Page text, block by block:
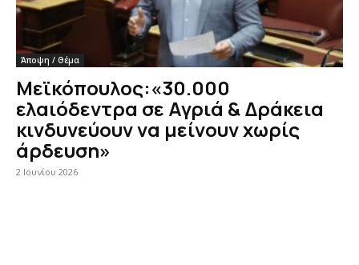
Άποψη / Θέμα
Μεϊκόπουλος:«30.000
ελαιόδεντρα σε Αγριά & Δράκεια
κινδυνεύουν να μείνουν χωρίς
άρδευση»
2 Ιουνίου 2026